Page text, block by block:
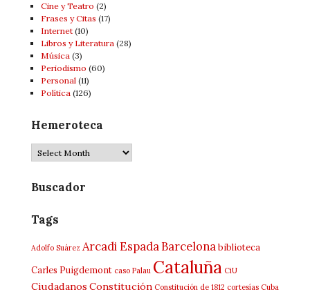
Cine y Teatro (2)
Frases y Citas (17)
Internet(10)
Libros y Literatura(28)
Música(3)
Periodismo (60)
Personal(11)
Política(126)
Hemeroteca
Hemeroteca
Buscador
Tags
Adolfo Suárez Arcadi EspadaBarcelona biblioteca
Carles Puigdemont caso Palau Cataluña CiU
Ciudadanos Constitución Constitución de 1812 cortesías Cuba